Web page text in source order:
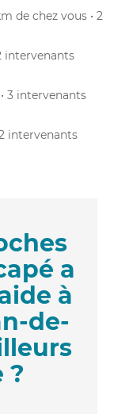
de chez vous • 2
intervenants
3 intervenants
intervenants
a
à
de-
?